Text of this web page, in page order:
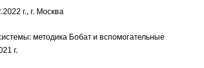
г., г. Москва
методика Бобат и вспомогательные
г.